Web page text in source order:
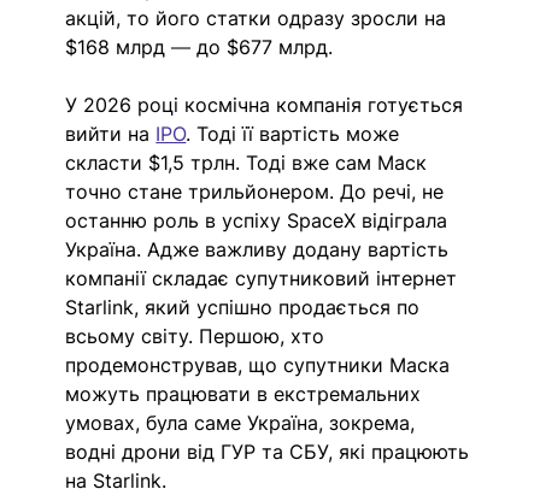
акцій, то його статки одразу зросли на
$168 млрд — до $677 млрд.
У 2026 році космічна компанія готується
вийти на ІРО. Тоді її вартість може
скласти $1,5 трлн. Тоді вже сам Маск
точно стане трильйонером. До речі, не
останню роль в успіху SpaceX відіграла
Україна. Адже важливу додану вартість
компанії складає супутниковий інтернет
Starlink, який успішно продається по
всьому світу. Першою, хто
продемонстрував, що супутники Маска
можуть працювати в екстремальних
умовах, була саме Україна, зокрема,
водні дрони від ГУР та СБУ, які працюють
на Starlink.